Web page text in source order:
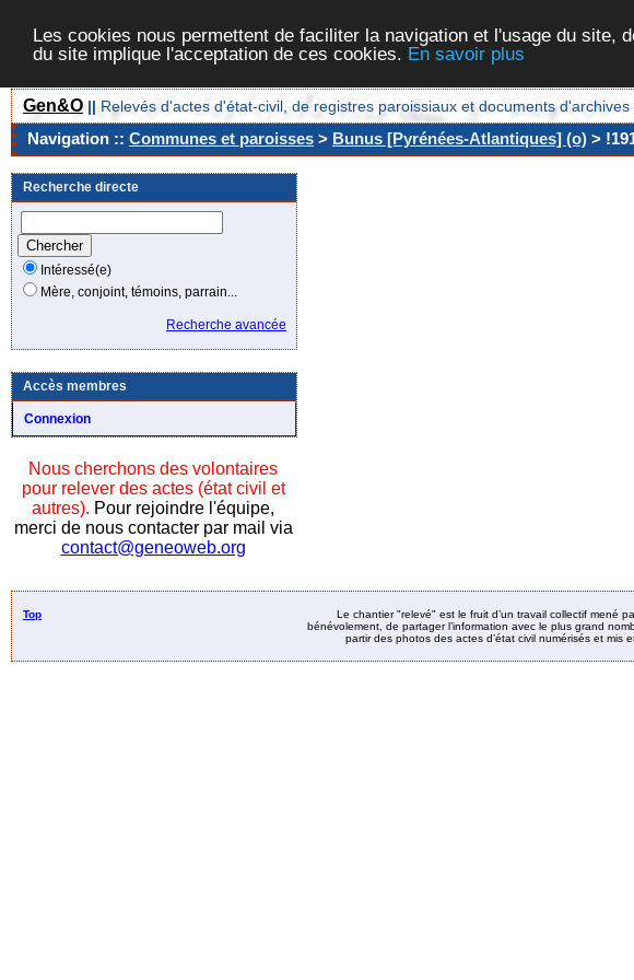
Les cookies nous permettent de faciliter la navigation et l'usage du site,
du site implique l'acceptation de ces cookies. En savoir plus
Gen&O || Relevés d'actes d'état-civil, de registres paroissiaux et documents
Navigation :: Communes et paroisses > Bunus [Pyrénées-Atlantiques] (o) >
Recherche directe
Intéressé(e)
Mère, conjoint, témoins, parrain...
Recherche avancée
Accès membres
Connexion
Nous cherchons des volontaires
pour relever des actes (état civil et
autres). Pour rejoindre l'équipe,
merci de nous contacter par mail via
contact@geneoweb.org
Top
Le chantier "relevé" est le fruit d’un travail collectif mené
bénévolement, de partager l’information avec le plus grand
partir des photos des actes d’état civil numérisés et mis